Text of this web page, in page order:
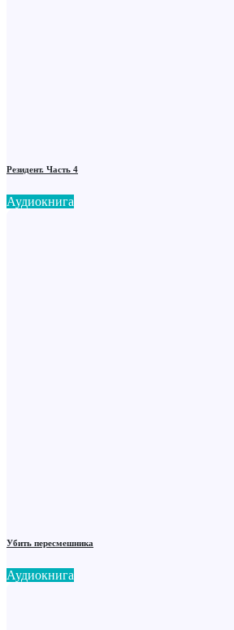
Резидент. Часть 4
Аудиокнига
Убить пересмешника
Аудиокнига